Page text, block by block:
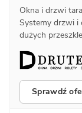
Okna i drzwi
Systemy drzwi i
dużych
Sprawdź